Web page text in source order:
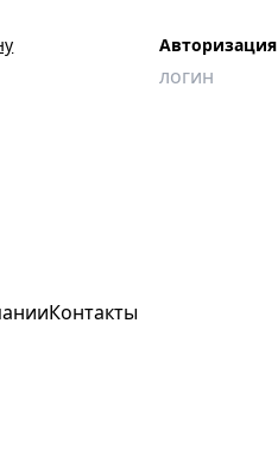
Авторизация
Контакты